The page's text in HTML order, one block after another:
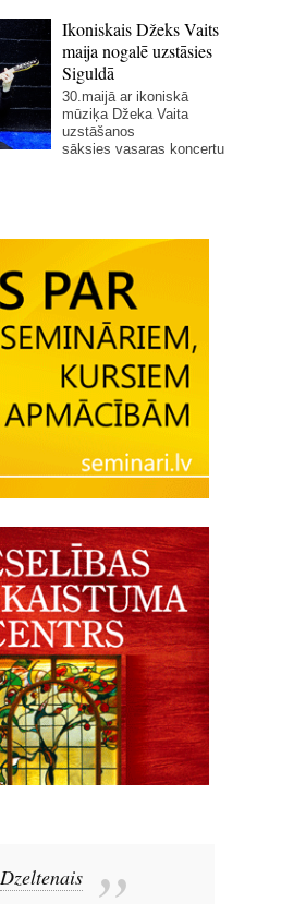
Ikoniskais Džeks Vaits
maija nogalē uzstāsies
Siguldā
30.maijā ar ikoniskā
mūziķa Džeka Vaita
uzstāšanos
sāksies vasaras koncertu
Dzeltenais